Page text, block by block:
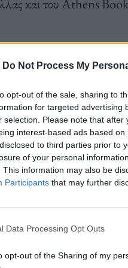
Do Not Process My
opt-out of the sale, sharing to
for targeted advertising
selection. Please note that
interest-based ads based
to third parties prior to
of your personal
This information may also be
Participants that may further
Data Processing Opt Outs
opt-out of the Sharing of my
προγράμματα
πάρτι,
από βιβλία και
γιορτινές
πνεύμα των
παραστάσεις
την πιο